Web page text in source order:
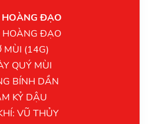
HOÀNG ĐẠO
HOÀNG ĐẠO
MÙI (14G)
QUÝ MÙI
BÍNH DẦN
KỶ DẬU
VŨ THỦY